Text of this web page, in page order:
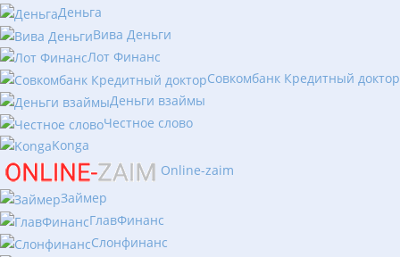
Деньга
Вива Деньги
Лот Финанс
Совкомбанк Кредитный доктор
Деньги взаймы
Честное слово
Konga
Online-zaim
Займер
ГлавФинанс
Слонфинанс